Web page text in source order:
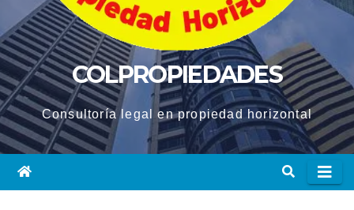
COLPROPIEDADES
Consultoría legal en propiedad horizontal